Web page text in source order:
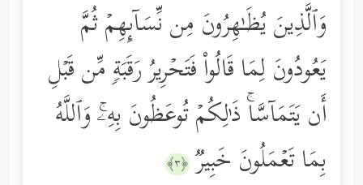
وَٱلَّذِینَ یُظَـٰهِرُونَ مِن نِّسَاۤىِٕهِمۡ ثُمَّ
یَعُودُونَ لِمَا قَالُواْ فَتَحۡرِیرُ رَقَبَةࣲ مِّن قَبۡلِ
أَن یَتَمَاۤسَّاۚ ذَ ٰ⁠لِكُمۡ تُوعَظُونَ بِهِۦۚ وَٱللَّهُ
بِمَا تَعۡمَلُونَ خَبِیرࣱ ﴿٣﴾